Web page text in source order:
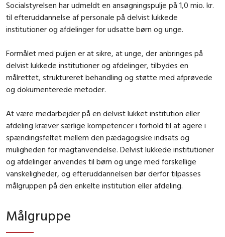
Socialstyrelsen har udmeldt en ansøgningspulje på 1,0 mio. kr.
til efteruddannelse af personale på delvist lukkede
institutioner og afdelinger for udsatte børn og unge.
Formålet med puljen er at sikre, at unge, der anbringes på
delvist lukkede institutioner og afdelinger, tilbydes en
målrettet, struktureret behandling og støtte med afprøvede
og dokumenterede metoder.
At være medarbejder på en delvist lukket institution eller
afdeling kræver særlige kompetencer i forhold til at agere i
spændingsfeltet mellem den pædagogiske indsats og
muligheden for magtanvendelse. Delvist lukkede institutioner
og afdelinger anvendes til børn og unge med forskellige
vanskeligheder, og efteruddannelsen bør derfor tilpasses
målgruppen på den enkelte institution eller afdeling.
Målgruppe